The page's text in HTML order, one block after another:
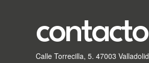
contacto
Calle Torrecilla, 5. 47003 Valladolid